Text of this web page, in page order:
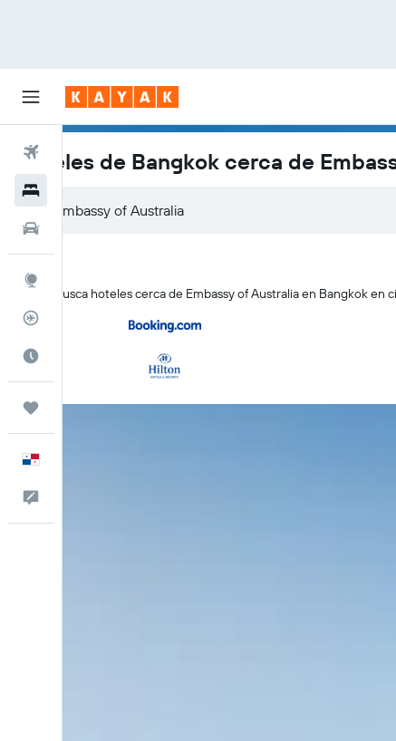
Vuelos
Trips
Hoteles de Bangkok cerca de
KAYAK busca hoteles cerca de Embassy of Australia en Bangkok en